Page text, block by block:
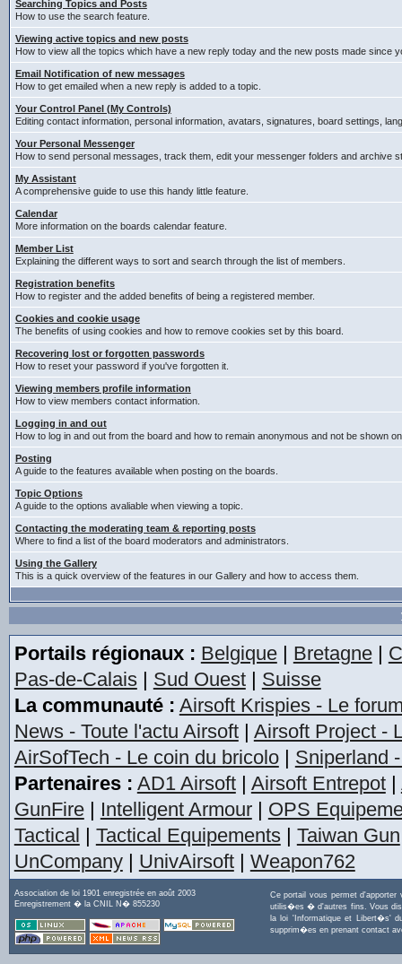
Searching Topics and Posts
How to use the search feature.
Viewing active topics and new posts
How to view all the topics which have a new reply today and the new posts made since
Email Notification of new messages
How to get emailed when a new reply is added to a topic.
Your Control Panel (My Controls)
Editing contact information, personal information, avatars, signatures, board settings,
Your Personal Messenger
How to send personal messages, track them, edit your messenger folders and archive
My Assistant
A comprehensive guide to use this handy little feature.
Calendar
More information on the boards calendar feature.
Member List
Explaining the different ways to sort and search through the list of members.
Registration benefits
How to register and the added benefits of being a registered member.
Cookies and cookie usage
The benefits of using cookies and how to remove cookies set by this board.
Recovering lost or forgotten passwords
How to reset your password if you've forgotten it.
Viewing members profile information
How to view members contact information.
Logging in and out
How to log in and out from the board and how to remain anonymous and not be shown
Posting
A guide to the features available when posting on the boards.
Topic Options
A guide to the options avaliable when viewing a topic.
Contacting the moderating team & reporting posts
Where to find a list of the board moderators and administrators.
Using the Gallery
This is a quick overview of the features in our Gallery and how to access them.
Portails régionaux : Belgique| Bretagne|
Pas-de-Calais| Sud Ouest| Suisse
La communauté : Airsoft Krispies - Le
News - Toute l'actu Airsoft| Airsoft Project -
AirSofTech - Le coin du bricolo| Sniperland
Partenaires : AD1 Airsoft| Airsoft Entrepot|
GunFire| Intelligent Armour| OPS
Tactical | Tactical Equipements| Taiwan Gun
UnCompany| UnivAirsoft| Weapon762
Association de loi 1901 enregistrée en août 2003
Enregistrement � la CNIL N� 855230
Ce portail vous permet
utilis�es � d'autres fins. Vous
la loi 'Informatique et Libert�s'
supprim�es en prenant contact